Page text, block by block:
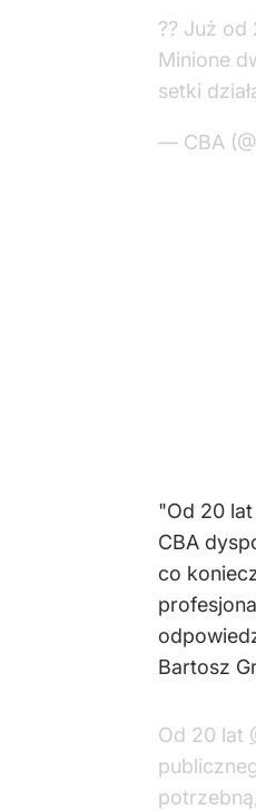
?? Już od
Minione
setki
— CBA
"Od 20
CBA
co
Bartosz
Od 20 lat